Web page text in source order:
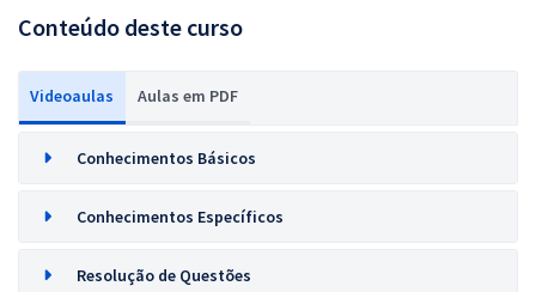
Conteúdo deste curso
Videoaulas Aulas em PDF
Conhecimentos Básicos
Conhecimentos Específicos
Resolução de Questões